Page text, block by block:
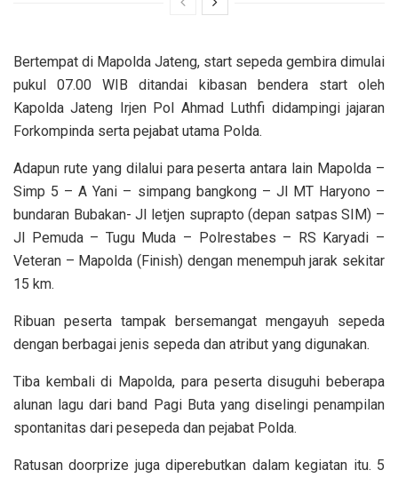
Bertempat di Mapolda Jateng, start sepeda gembira dimulai
pukul 07.00 WIB ditandai kibasan bendera start oleh
Kapolda Jateng Irjen Pol Ahmad Luthfi didampingi jajaran
Forkompinda serta pejabat utama Polda.
Adapun rute yang dilalui para peserta antara lain Mapolda –
Simp 5 – A Yani – simpang bangkong – Jl MT Haryono –
bundaran Bubakan- Jl letjen suprapto (depan satpas SIM) –
Jl Pemuda – Tugu Muda – Polrestabes – RS Karyadi –
Veteran – Mapolda (Finish) dengan menempuh jarak sekitar
15 km.
Ribuan peserta tampak bersemangat mengayuh sepeda
dengan berbagai jenis sepeda dan atribut yang digunakan.
Tiba kembali di Mapolda, para peserta disuguhi beberapa
alunan lagu dari band Pagi Buta yang diselingi penampilan
spontanitas dari pesepeda dan pejabat Polda.
Ratusan doorprize juga diperebutkan dalam kegiatan itu. 5